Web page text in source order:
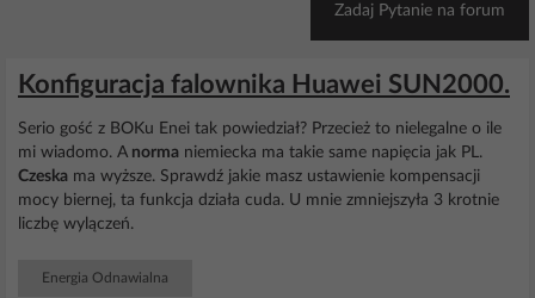
Zadaj Pytanie na forum
Konfiguracja falownika Huawei SUN2000.
Serio gość z BOKu Enei tak powiedział? Przecież to nielegalne o ile
mi wiadomo. A norma niemiecka ma takie same napięcia jak PL.
Czeska ma wyższe. Sprawdź jakie masz ustawienie kompensacji
mocy biernej, ta funkcja działa cuda. U mnie zmniejszyła 3 krotnie
liczbę wylączeń.
Energia Odnawialna